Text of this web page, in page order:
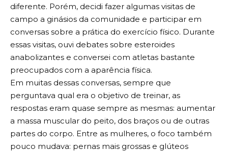
diferente. Porém, decidi fazer algumas visitas de
campo a ginásios da comunidade e participar em
conversas sobre a prática do exercício físico. Durante
essas visitas, ouvi debates sobre esteroides
anabolizantes e conversei com atletas bastante
preocupados com a aparência física.
Em muitas dessas conversas, sempre que
perguntava qual era o objetivo de treinar, as
respostas eram quase sempre as mesmas: aumentar
a massa muscular do peito, dos braços ou de outras
partes do corpo. Entre as mulheres, o foco também
pouco mudava: pernas mais grossas e glúteos